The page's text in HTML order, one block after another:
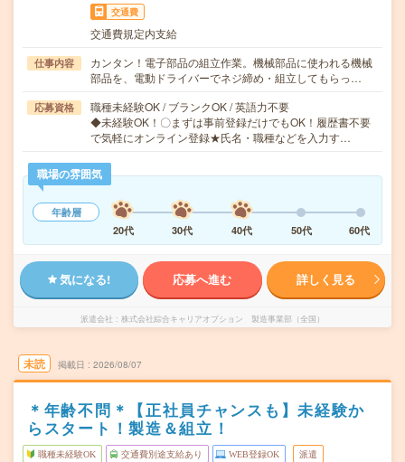
交通費
交通費規定内支給
仕事内容
カンタン！電子部品の組立作業。機械部品に使われる機械
部品を、電動ドライバーでネジ締め・組立してもらっ…
応募資格
職種未経験OK / ブランクOK / 英語力不要
◆未経験OK！〇まずは事前登録だけでもOK！履歴書不要
で気軽にオンライン登録★氏名・職種などを入力す…
職場の雰囲気
年齢層
20代
30代 40代 50代 60代
気になる! 応募へ進む 詳しく見る
派遣会社 株式会社綜合キャリアオプション 製造事業部（全国）
未読 掲載日 2026/08/07
＊年齢不問＊【正社員チャンスも】未経験か
らスタート！製造＆組立！
職種未経験OK 交通費別途支給あり WEB登録OK 派遣